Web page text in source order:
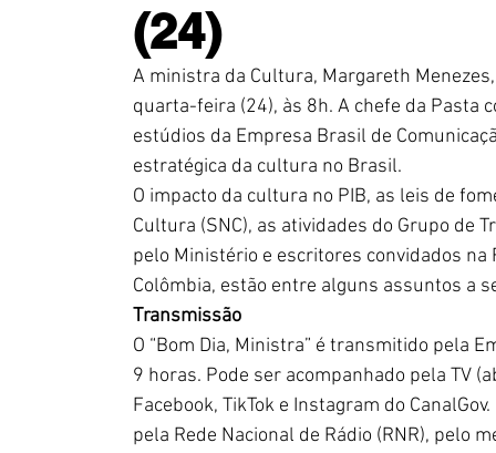
(24)
A ministra da Cultura, Margareth
quarta-feira (24), às 8h. A chefe da
estúdios da Empresa Brasil de
estratégica da cultura no Brasil.
O impacto da cultura no PIB, as leis de
Cultura (SNC), as atividades do Grupo de
pelo Ministério e escritores convidados
Colômbia, estão entre alguns assuntos a
Transmissão
O “Bom Dia, Ministra” é transmitido pela
9 horas. Pode ser acompanhado pela TV
Facebook, TikTok e Instagram do
pela Rede Nacional de Rádio (RNR), pelo